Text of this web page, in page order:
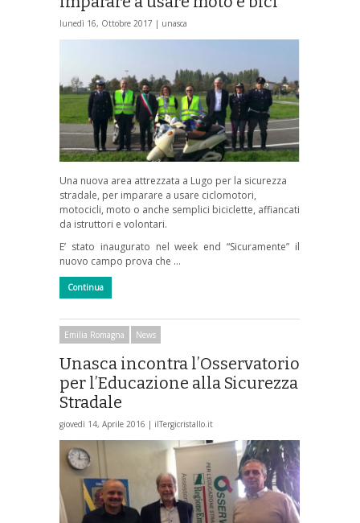
lunedì 16, Ottobre 2017 | unasca
Una nuova area attrezzata a Lugo per la sicurezza
stradale, per imparare a usare ciclomotori,
motocicli, moto o anche semplici biciclette, affiancati
da istruttori e volontari.
E’ stato inaugurato nel week end “Sicuramente” il
nuovo campo prova che …
Continua
Emilia Romagna News
Unasca incontra l’Osservatorio
per l’Educazione alla Sicurezza
Stradale
giovedì 14, Aprile 2016 | ilTergicristallo.it